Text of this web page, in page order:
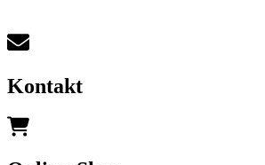
Kontakt